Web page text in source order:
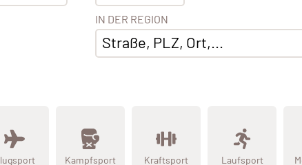
IN DER REGION
Straße, PLZ, Ort,...
Kampfsport Kraftsport Laufsport